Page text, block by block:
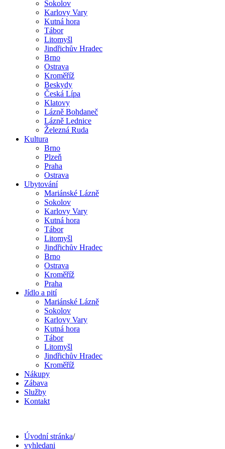
Sokolov
Karlovy Vary
Kutná hora
Tábor
Litomyšl
Jindřichův Hradec
Brno
Ostrava
Kroměříž
Beskydy
Česká Lípa
Klatovy
Lázně Bohdaneč
Lázně Lednice
Železná Ruda
Kultura
Brno
Plzeň
Praha
Ostrava
Ubytování
Mariánské Lázně
Sokolov
Karlovy Vary
Kutná hora
Tábor
Litomyšl
Jindřichův Hradec
Brno
Ostrava
Kroměříž
Praha
Jídlo a pití
Mariánské Lázně
Sokolov
Karlovy Vary
Kutná hora
Tábor
Litomyšl
Jindřichův Hradec
Kroměříž
Nákupy
Zábava
Služby
Kontakt
Úvodní stránka/
vyhledani